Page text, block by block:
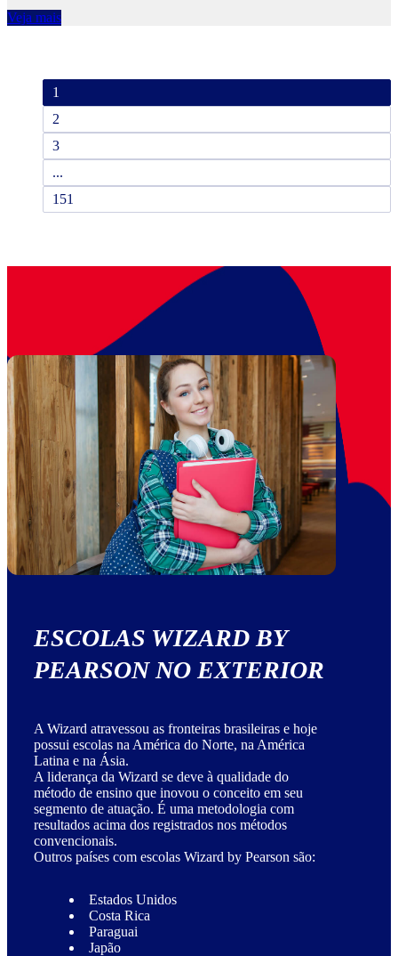
Veja mais
1
2
3
...
151
ESCOLAS WIZARD BY
PEARSON NO EXTERIOR
A Wizard atravessou as fronteiras brasileiras e hoje
possui escolas na América do Norte, na América
Latina e na Ásia.
A liderança da Wizard se deve à qualidade do
método de ensino que inovou o conceito em seu
segmento de atuação. É uma metodologia com
resultados acima dos registrados nos métodos
convencionais.
Outros países com escolas Wizard by Pearson são:
Estados Unidos
Costa Rica
Paraguai
Japão